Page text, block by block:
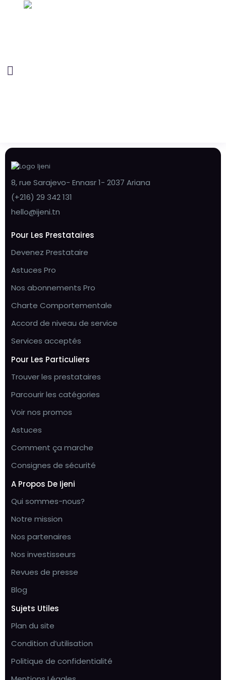
8, rue Sarajevo- Ennasr 1- 2037 Ariana
(+216) 29 342 131
hello@ijeni.tn
Pour Les Prestataires
Devenez Prestataire
Astuces Pro
Nos abonnements Pro
Charte Comportementale
Accord de niveau de service
Services acceptés
Pour Les Particuliers
Trouver les prestataires
Parcourir les catégories
Voir nos promos
Astuces
Comment ça marche
Consignes de sécurité
A Propos De Ijeni
Qui sommes-nous?
Notre mission
Nos partenaires
Nos investisseurs
Revues de presse
Blog
Sujets Utiles
Plan du site
Condition d’utilisation
Politique de confidentialité